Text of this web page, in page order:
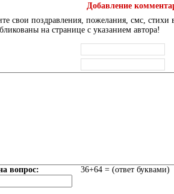
Добавление
свои поздравления, пожелания, смс, стихи
на странице с указанием автора!
вопрос: 36+64 = (ответ буквами)